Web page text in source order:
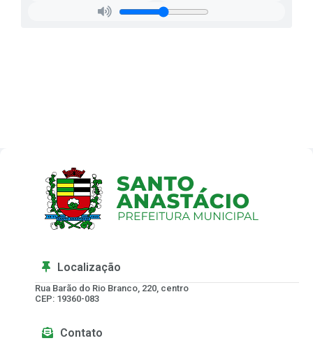
Localização
Rua Barão do Rio Branco, 220, centro
CEP: 19360-083
Contato